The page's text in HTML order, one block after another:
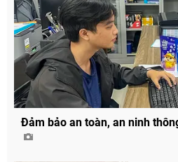
Đảm bảo an toàn, an ninh